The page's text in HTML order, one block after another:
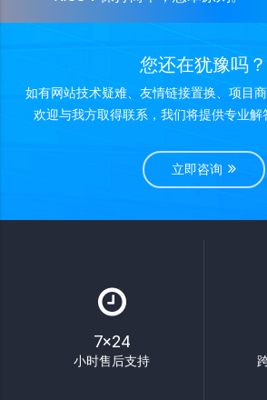
您还在犹豫吗？
如有网站技术疑难、友情链接置换、项目
欢迎与我方取得联系，我们将提供专业
立即咨询
7×24
小时售后支持